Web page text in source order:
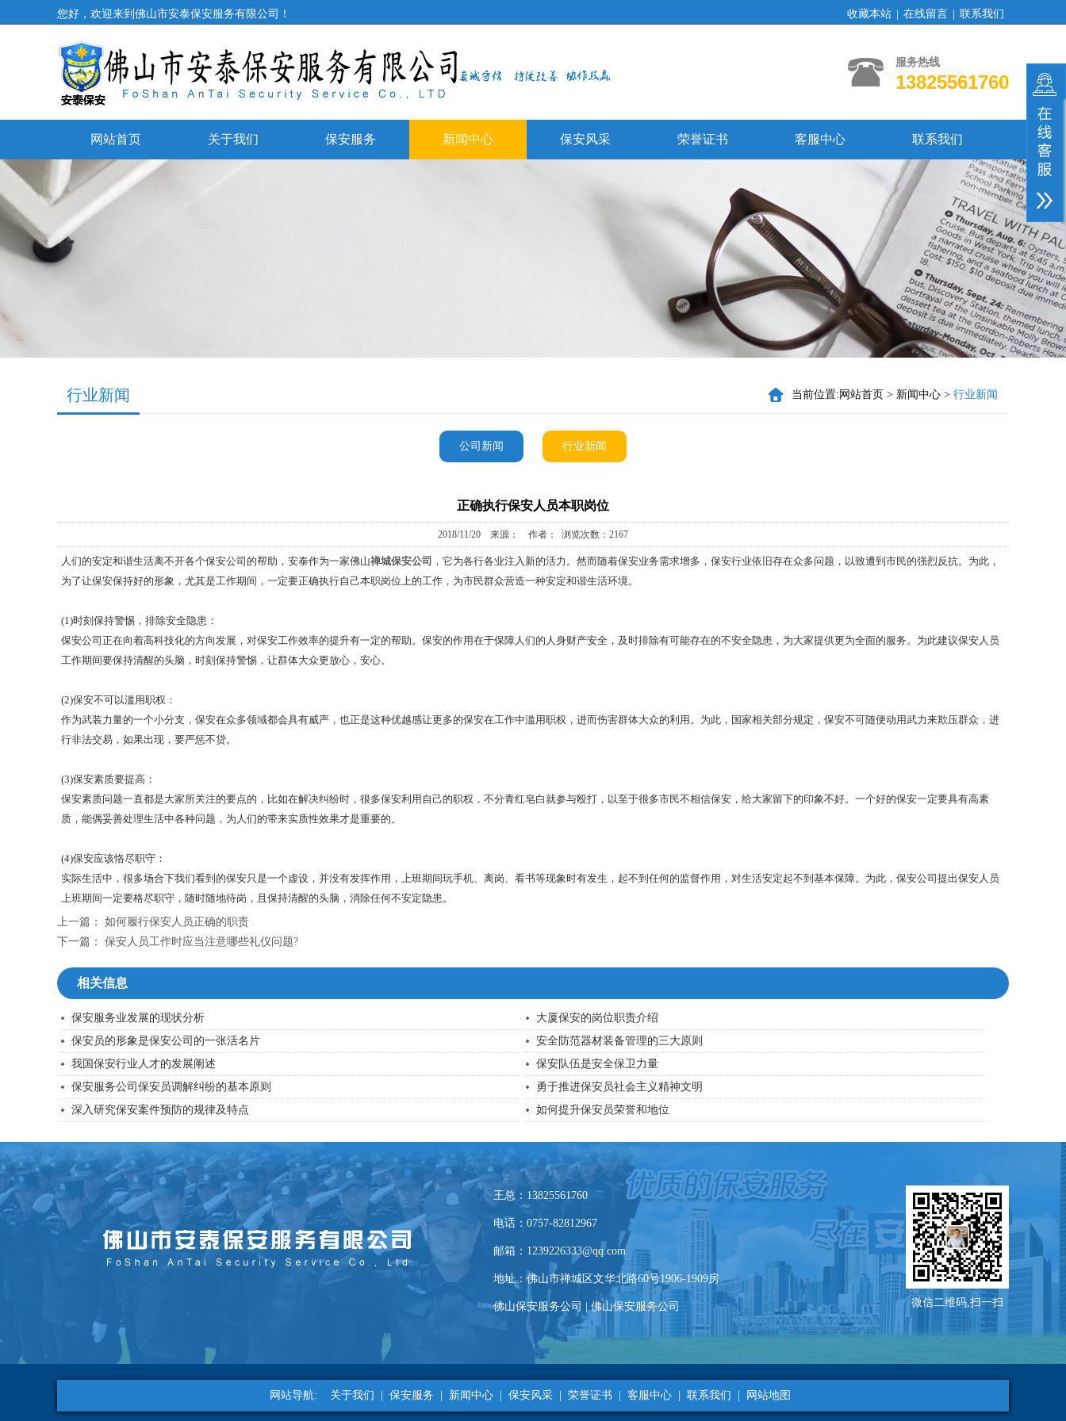
您好，欢迎来到佛山市安泰保安服务有限公司！ 收藏本站 在线留言 联系我们
服务热线
13825561760
网站首页 关于我们 保安服务 新闻中心 保安风采 荣誉证书 客服中心 联系我们
行业新闻 当前位置: 网站首页 > 新闻中心 > 行业新闻
公司新闻 行业新闻
正确执行保安人员本职岗位
2018/11/20 来源： 作者： 浏览次数：2167
人们的安定和谐生活离不开各个保安公司的帮助，安泰作为一家佛山禅城保安公司 ，它为各行各业注入新的活力。然而随着保安业务需求增多，保安行业依旧存在众多问题，以致遭到市民的强烈反抗。为此，
为了让保安保持好的形象，尤其是工作期间，一定要正确执行自己本职岗位上的工作，为市民群众营造一种安定和谐生活环境。
(1)时刻保持警惕，排除安全隐患：
保安公司正在向着高科技化的方向发展，对保安工作效率的提升有一定的帮助。保安的作用在于保障人们的人身财产安全，及时排除有可能存在的不安全隐患，为大家提供更为全面的服务。为此建议保安人员
工作期间要保持清醒的头脑，时刻保持警惕，让群体大众更放心，安心。
(2)保安不可以滥用职权：
作为武装力量的一个小分支，保安在众多领域都会具有威严，也正是这种优越感让更多的保安在工作中滥用职权，进而伤害群体大众的利用。为此，国家相关部分规定，保安不可随便动用武力来欺压群众，进
行非法交易，如果出现，要严惩不贷。
(3)保安素质要提高：
保安素质问题一直都是大家所关注的要点的，比如在解决纠纷时，很多保安利用自己的职权，不分青红皂白就参与殴打，以至于很多市民不相信保安，给大家留下的印象不好。一个好的保安一定要具有高素
质，能偶妥善处理生活中各种问题，为人们的带来实质性效果才是重要的。
(4)保安应该恪尽职守：
实际生活中，很多场合下我们看到的保安只是一个虚设，并没有发挥作用，上班期间玩手机、离岗、看书等现象时有发生，起不到任何的监督作用，对生活安定起不到基本保障。为此，保安公司提出保安人员
上班期间一定要格尽职守，随时随地待岗，且保持清醒的头脑，消除任何不安定隐患。
上一篇： 如何履行保安人员正确的职责
下一篇： 保安人员工作时应当注意哪些礼仪问题?
相关信息
保安服务业发展的现状分析
大厦保安的岗位职责介绍
保安员的形象是保安公司的一张活名片
安全防范器材装备管理的三大原则
我国保安行业人才的发展阐述
保安队伍是安全保卫力量
保安服务公司保安员调解纠纷的基本原则
勇于推进保安员社会主义精神文明
深入研究保安案件预防的规律及特点
如何提升保安员荣誉和地位
王总：13825561760
电话：0757-82812967
邮箱：1239226333@qq.com
地址：佛山市禅城区文华北路60号1906-1909房
佛山保安服务公司 佛山保安服务公司 微信二维码,扫一扫
网站导航: 关于我们 保安服务 新闻中心 保安风采 荣誉证书 客服中心 联系我们 网站地图